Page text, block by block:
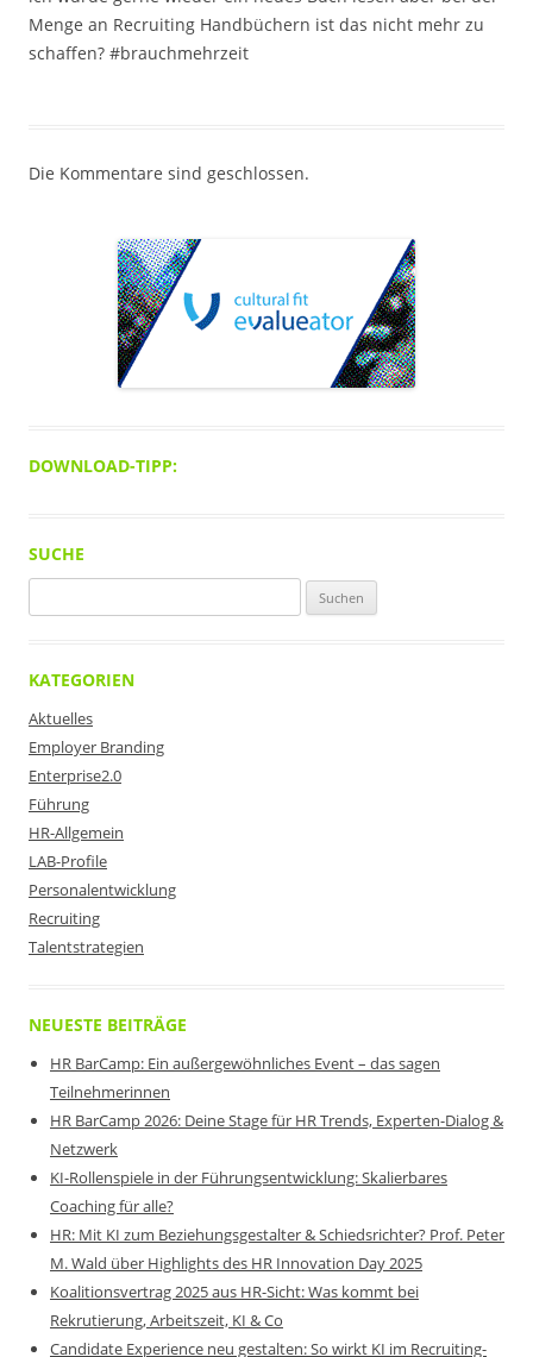
Menge an Recruiting Handbüchern ist das nicht mehr zu
schaffen? #brauchmehrzeit
Die Kommentare sind geschlossen.
DOWNLOAD-TIPP:
SUCHE
nach:
KATEGORIEN
Aktuelles
Employer Branding
Enterprise2.0
Führung
HR-Allgemein
LAB-Profile
Personalentwicklung
Recruiting
Talentstrategien
NEUESTE BEITRÄGE
HR BarCamp: Ein außergewöhnliches Event – das sagen
Teilnehmerinnen
HR BarCamp 2026: Deine Stage für HR Trends, Experten-Dialog &
Netzwerk
KI-Rollenspiele in der Führungsentwicklung: Skalierbares
Coaching für alle?
HR: Mit KI zum Beziehungsgestalter & Schiedsrichter? Prof. Peter
M. Wald über Highlights des HR Innovation Day 2025
Koalitionsvertrag 2025 aus HR-Sicht: Was kommt bei
Rekrutierung, Arbeitszeit, KI & Co
Candidate Experience neu gestalten: So wirkt KI im Recruiting-